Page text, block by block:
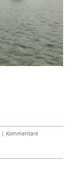
| Kommentare